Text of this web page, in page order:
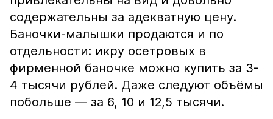
содержательны за адекватную цену.
Баночки-малышки продаются и по
отдельности: икру осетровых в
фирменной баночке можно купить за 3-
4 тысячи рублей. Даже следуют объёмы
побольше — за 6, 10 и 12,5 тысячи.